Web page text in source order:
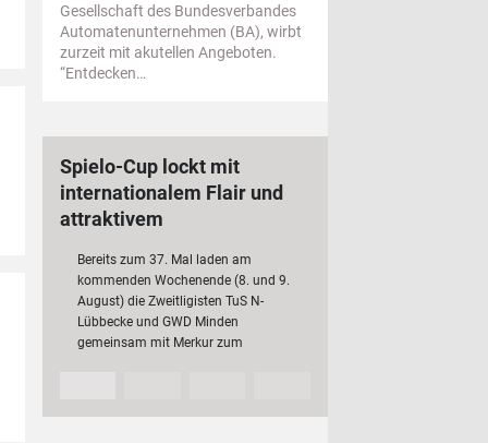
Gesellschaft des Bundesverbandes
Automatenunternehmen (BA), wirbt
zurzeit mit akutellen Angeboten.
“Entdecken…
Spielo-Cup lockt mit
internationalem Flair und
attraktivem
Bereits zum 37. Mal laden am
kommenden Wochenende (8. und 9.
August) die Zweitligisten TuS N-
Lübbecke und GWD Minden
gemeinsam mit Merkur zum